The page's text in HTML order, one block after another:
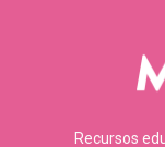
Recursos